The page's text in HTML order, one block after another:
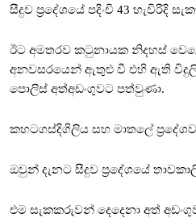
සීදුව ප්‍රදේශයේ පදිංචි 43 හැවිරිදි
ඊට අමතරව කටුනායක නිදහස්
අනවසරයෙන් ඇතුළු වී එහි ඇති විදුලි
පොලිස් අත්අඩංගුවට පත්වුණා.
කහටගස්දිගිලිය සහ මාතලේ
ඔවුන් දැනට සීදුව ප්‍රදේශයේ
එම සැකකරුවන් දෙදෙනා අත්